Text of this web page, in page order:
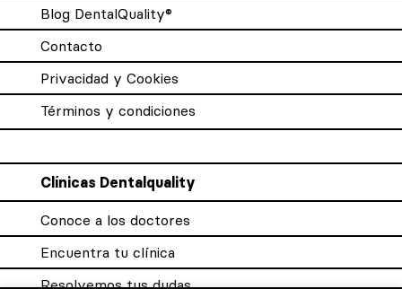
Blog DentalQuality®
Contacto
Privacidad y Cookies
Términos y condiciones
Clínicas Dentalquality
Conoce a los doctores
Encuentra tu clínica
Resolvemos tus dudas